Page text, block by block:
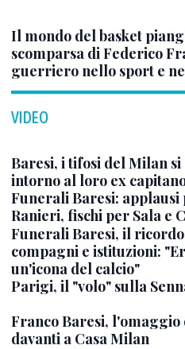
Il mondo del basket
scomparsa di Federico
guerriero nello sport e
VIDEO
Baresi, i tifosi del Milan
intorno al loro ex
Funerali Baresi: applausi
Ranieri, fischi per Sala e
Funerali Baresi, il
compagni e istituzioni:
un'icona del calcio"
Parigi, il "volo" sulla
Franco Baresi, l'omaggio
davanti a Casa Milan